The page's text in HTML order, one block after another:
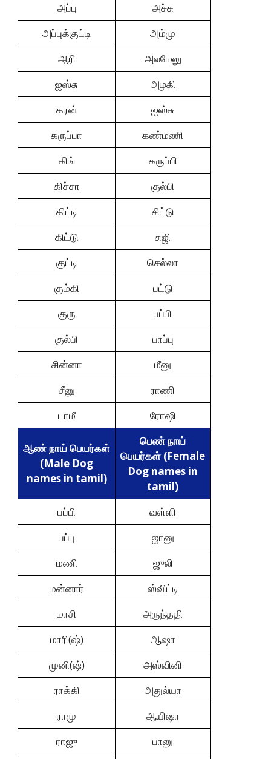
அப்பு
அச்சு
அப்புக்குட்டி
அம்மு
ஆரி
அலமேலு
ஐஸ்சு
அழகி
கரன்
ஐஸ்சு
கருப்பா
கண்மணி
கிங்
கருப்பி
கிச்சா
குல்பி
கிட்டி
சிட்டு
கிட்டு
சுஜி
குட்டி
செல்லா
கும்கி
பட்டு
குரு
பப்பி
குல்பி
பாப்பு
சின்னா
மீனு
சீனு
ராணி
டாமீ
ரோஷி
ஆண் நாய் பெயர்கள்
(Male Dog
names in tamil)
பெண் நாய்
பெயர்கள் (Female
Dog names in
tamil)
பப்பி
வள்ளி
பப்பு
ஜானு
மணி
ஜுலி
மன்னார்
ஸ்விட்டி
மாசி
அருந்ததி
மாரி(ஷ்)
ஆஷா
முனி(ஷ்)
அஸ்வினி
ராக்கி
அதுல்யா
ராமு
ஆயிஷா
ராஜு
பானு